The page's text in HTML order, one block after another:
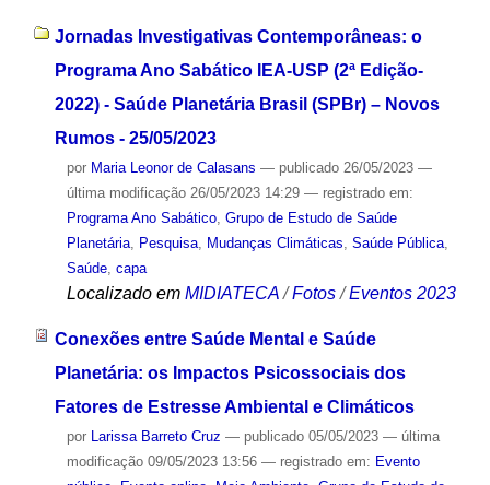
Jornadas Investigativas Contemporâneas: o
Programa Ano Sabático IEA-USP (2ª Edição-
2022) - Saúde Planetária Brasil (SPBr) – Novos
Rumos - 25/05/2023
por Maria Leonor de Calasans — publicado26/05/2023 —
última modificação26/05/2023 14:29 — registrado em:
Programa Ano Sabático, Grupo de Estudo de Saúde
Planetária, Pesquisa, Mudanças Climáticas Saúde Pública,
Saúde, capa
Localizado em MIDIATECA /Fotos /Eventos 2023
Conexões entre Saúde Mental e Saúde
Planetária: os Impactos Psicossociais dos
Fatores de Estresse Ambiental e Climáticos
por Larissa Barreto Cruz — publicado05/05/2023 — última
modificação09/05/2023 13:56 — registrado em: Evento